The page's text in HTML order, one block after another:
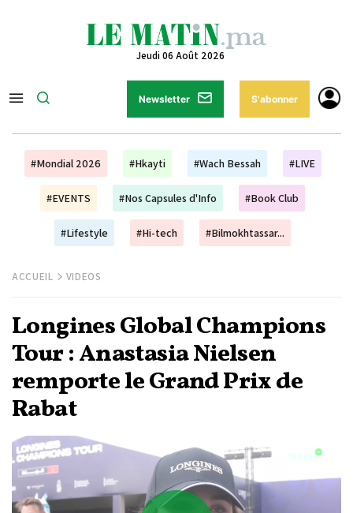
Jeudi 06 Août 2026
Newsletter S'abonner
#Mondial 2026 #Hkayti #Wach Bessah #LIVE
#EVENTS #Nos Capsules d'Info #Book Club
#Lifestyle #Hi-tech #Bilmokhtassar...
ACCUEIL VIDEOS
Longines Global Champions
Tour : Anastasia Nielsen
remporte le Grand Prix de
Rabat